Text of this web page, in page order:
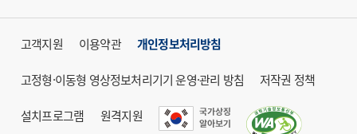
고객지원 이용약관 개인정보처리방침
고정형·이동형 영상정보처리기기 운영·관리 방침 저작권 정책
설치프로그램 원격지원